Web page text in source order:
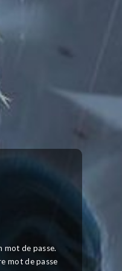
mot de passe.
mot de passe